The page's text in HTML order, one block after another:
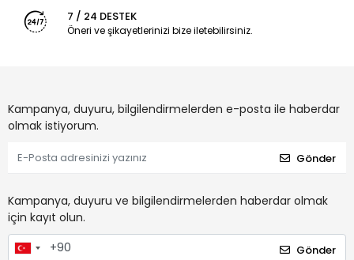
7 / 24 DESTEK
Öneri ve şikayetlerinizi bize iletebilirsiniz.
Kampanya, duyuru, bilgilendirmelerden e-posta ile haberdar
olmak istiyorum.
Gönder
Kampanya, duyuru ve bilgilendirmelerden haberdar olmak
için kayıt olun.
Gönder